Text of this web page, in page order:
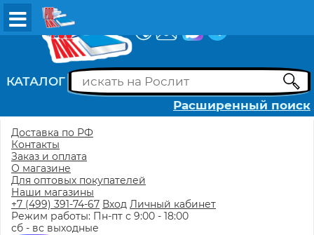
КАТАЛОГ
Расширенный поиск
Доставка по РФ
Контакты
Заказ и оплата
О магазине
Для оптовых покупателей
Наши магазины
+7 (499) 391-74-67 Вход Личный кабинет
Режим работы: Пн-пт с 9:00 - 18:00
сб - вс выходные